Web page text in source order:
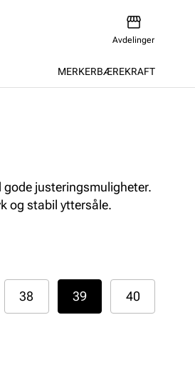
Avdelinger
MERKERBÆREKRAFT
justeringsmuligheter.
og stabil yttersåle.
38 39 40